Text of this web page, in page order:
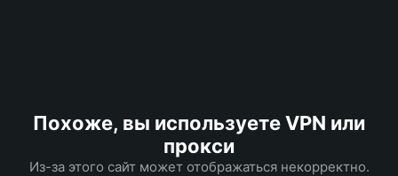
Похоже, вы используете VPN или
прокси
Из-за этого сайт может отображаться некорректно.